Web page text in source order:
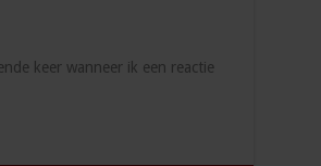
keer wanneer ik een reactie